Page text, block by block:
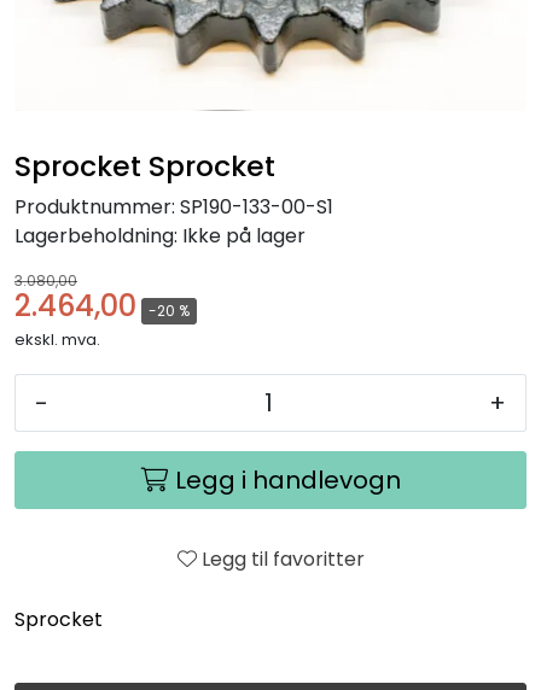
Sprocket Sprocket
Produktnummer: SP190-133-00-S1
Lagerbeholdning: Ikke på lager
3.080,00
2.464,00 -20 %
ekskl. mva.
- +
Legg i handlevogn
Legg til favoritter
Sprocket